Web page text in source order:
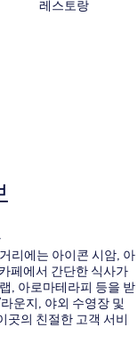
레스토랑
리에는 아이콘 시암, 아
페에서 간단한 식사가
, 아로마테라피 등을 받
운지, 야외 수영장 및
곳의 친절한 고객 서비